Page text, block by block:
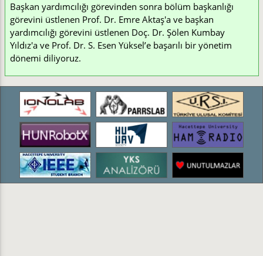
Başkan yardımcılığı görevinden sonra bölüm başkanlığı
görevini üstlenen Prof. Dr. Emre Aktaş'a ve başkan
yardımcılığı görevini üstlenen Doç. Dr. Şölen Kumbay
Yıldız'a ve Prof. Dr. S. Esen Yüksel’e başarılı bir yönetim
dönemi diliyoruz.